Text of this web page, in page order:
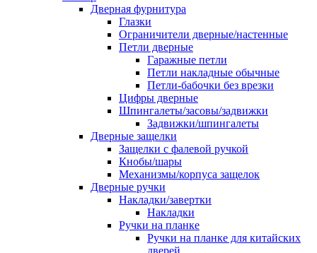
Дверная фурнитура
Глазки
Ограничители дверные/настенные
Петли дверные
Гаражные петли
Петли накладные обычные
Петли-бабочки без врезки
Цифры дверные
Шпингалеты/засовы/задвижки
Задвижки/шпингалеты
Дверные защелки
Защелки с фалевой ручкой
Кнобы/шары
Механизмы/корпуса защелок
Дверные ручки
Накладки/завертки
Накладки
Ручки на планке
Ручки на планке для китайских